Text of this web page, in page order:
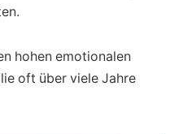
hohen emotionalen
oft über viele Jahre